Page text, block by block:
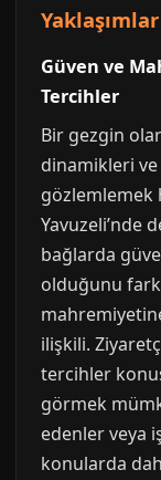
Yaklaşımlar
Güven ve
Tercihler
Bir gezgin
dinamikleri
gözlemlemek
Yavuzeli’nde
bağlarda
olduğunu
ilişkili.
tercihler
görmek
edenler veya
konularda